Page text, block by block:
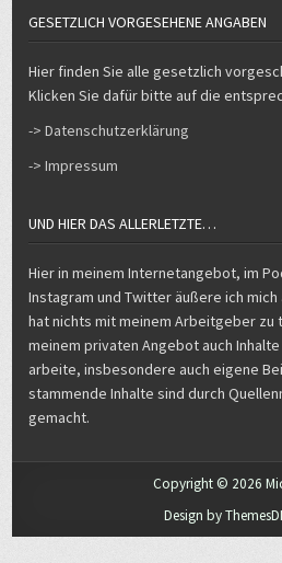
GESETZLICH VORGESEHENE ANGABEN
Hier finden Sie alle gesetzlich
Klicken Sie dafür bitte auf die
-> Datenschutzerklärung
-> Impressum
UND HIER DAS ALLERLETZTE…
Hier in meinem Internetangebot, im
Instagram und Twitter äußere ich mich
hat nichts mit meinem Arbeitgeber zu
meinem privaten Angebot auch
arbeite, insbesondere auch eigene
stammende Inhalte sind durch
gemacht.
Copyright © 2026
Design by